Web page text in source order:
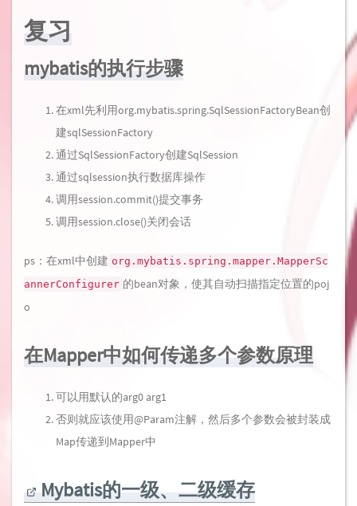
复习
mybatis的执行步骤
在xml先利用org.mybatis.spring.SqlSessionFactoryBean创
建sqlSessionFactory
通过SqlSessionFactory创建SqlSession
通过sqlsession执行数据库操作
调用session.commit()提交事务
调用session.close()关闭会话
ps：在xml中创建 org.mybatis.spring.mapper.MapperSc
annerConfigurer 的bean对象，使其自动扫描指定位置的poj
o
在Mapper中如何传递多个参数原理
可以用默认的arg0 arg1
否则就应该使用@Param注解，然后多个参数会被封装成
Map传递到Mapper中
Mybatis的一级、二级缓存